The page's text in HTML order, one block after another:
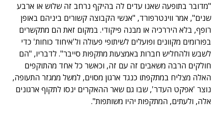
"מדובר בתופעה שאנו עדים לה בהיקף נרחב זה שלוש או ארבע
שנים", אמר ווינטרפורד, "אנשי הקבוצה קשורים ביניהם באופן
רופף, בלא היררכיה או מבנה פיקודי. במקום זאת הם מתקשרים
בפורומים מקוונים ופועלים לשיתופי פעולה ול'איחוד כוחות' כדי
לשבש ולהחליש חברות באמצעות מתקפות סייבר". לדבריו, "הם
חולקים הרבה משאבים זה עם זה, וכאשר כל אחד מהתוקפים
האלה מצליח במתקפתו כנגד ארגון מסוים, למשל ממגזר התעופה,
נוצר 'אפקט העדר', שבו גם שאר ההאקרים ינסו לתקוף ארגונים
אלה, ולעתים, המתקפות יהיו משותפות".